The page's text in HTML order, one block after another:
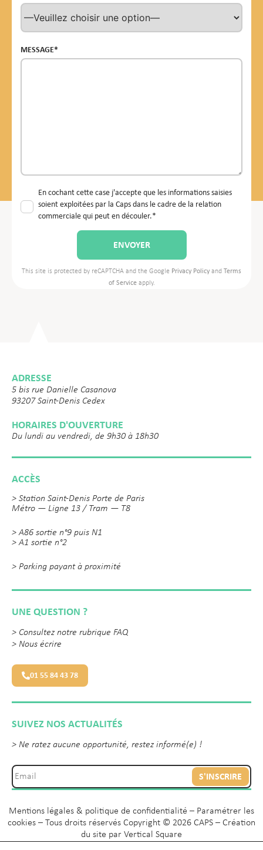
MESSAGE*
En cochant cette case j'accepte que les informations saisies
soient exploitées par la Caps dans le cadre de la relation
commerciale qui peut en découler.*
This site is protected by reCAPTCHA and the Google Privacy Policy and Terms
of Serviceapply.
ADRESSE
5 bis rue Danielle Casanova
93207 Saint-Denis Cedex
HORAIRES D'OUVERTURE
Du lundi au vendredi, de 9h30 à 18h30
ACCÈS
> Station Saint-Denis Porte de Paris
Métro — Ligne 13 / Tram — T8
> A86 sortie n°9 puis N1
> A1 sortie n°2
> Parking payant à proximité
UNE QUESTION ?
> Consultez notre rubrique FAQ
> Nous écrire
01 55 84 43 78
SUIVEZ NOS ACTUALITÉS
> Ne ratez aucune opportunité, restez informé(e) !
S'INSCRIRE
Mentions légales & politique de confidentialité – Paramétrer les
cookies – Tous droits réservés Copyright © 2026 CAPS – Création
du site par Vertical Square